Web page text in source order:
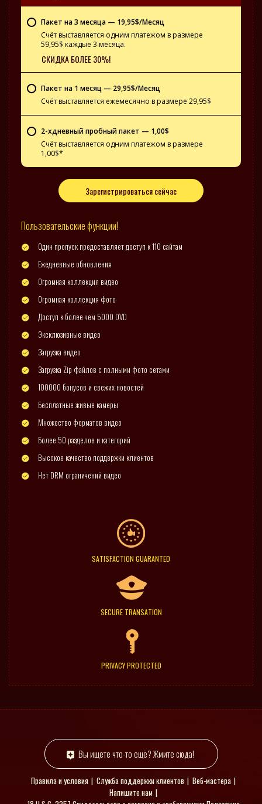
Пакет на 3 месяца — 19,95$/Месяц
Счёт выставляется одним платежом в размере
59,95$ каждые 3 месяца.
СКИДКА БОЛЕЕ 30%!
Пакет на 1 месяц — 29,95$/Месяц
Счёт выставляется ежемесячно в размере 29,95$
2-хдневный пробный пакет — 1,00$
Счёт выставляется одним платежом в размере
1,00$*
Зарегистрироваться сейчас
Пользовательские функции!
Один пропуск предоставляет доступ к 110 сайтам
Ежедневные обновления
Огромная коллекция видео
Огромная коллекция фото
Доступ к более чем 5000 DVD
Эксклюзивные видео
Загрузка видео
Загрузка Zip файлов с полными фото сетами
100000 бонусов и свежих новостей
Бесплатные живые камеры
Множество форматов видео
Более 50 разделов и категорий
Высокое качество поддержки клиентов
Нет DRM ограничений видео
SATISFACTION GUARANTED
SECURE TRANSATION
PRIVACY PROTECTED
Вы ищете что-то ещё? Жмите сюда!
Правила и условия Служба поддержки клиентов
Веб-мастера
Напишите нам